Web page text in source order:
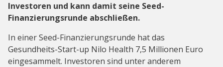
Investoren und kann damit seine Seed-
Finanzierungsrunde abschließen.
In einer Seed-Finanzierungsrunde hat das
Gesundheits-Start-up Nilo Health 7,5 Millionen Euro
eingesammelt. Investoren sind unter anderem